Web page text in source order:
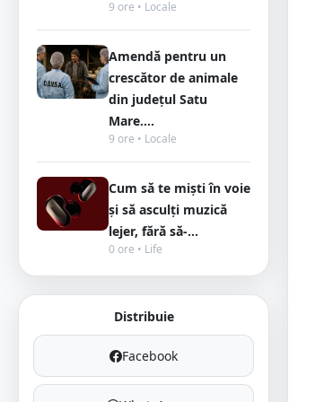
9 ore • Locale
Amendă pentru un
crescător de animale
din județul Satu
Mare....
9 ore • Locale
Cum să te miști în voie
și să asculți muzică
lejer, fără să-...
0 ore • Life
Distribuie
Facebook